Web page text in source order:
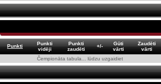
Punkti
Punkti
vidēji
Punkti
zaudēti
+/-
Gūti
vārti
Zaudēti
vārti
Čempionāta tabula... lūdzu uzgaidiet